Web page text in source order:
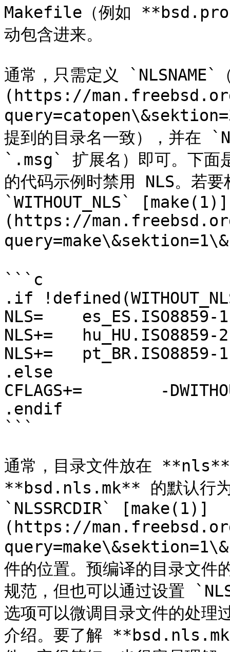
Makefile（例如
动包含进来。
通常，只需定义
(https://
提到的目录名一致），并在
`.msg` 扩展名）即可。下面
的代码示例时禁用 NLS。若
`WITHOUT_NLS` [make(1)]
(https://
```c
.if
NLS=	es_ES.ISO8859-1
NLS+=	hu_HU.ISO8859-2
NLS+=	pt_BR.ISO8859-1
.else
CFLAGS+=	-DWITHOUT_NLS
.endif
```
通常，目录文件放在 **nls**
**bsd.nls.mk** 的默认行为
`NLSSRCDIR` [make(1)]
(https://
件的位置。预编译的目录文件
规范，但也可以通过设置
选项可以微调目录文件的处理
介绍。要了解